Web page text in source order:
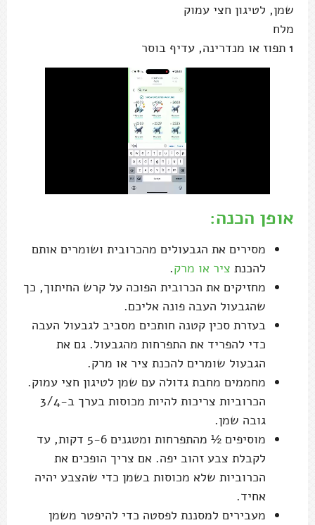
שמן, לטיגון חצי עמוק
מלח
1 תפוז או מנדרינה, עדיף בוסר
אופן הכנה:
מסירים את הגבעולים מהכרובית ושומרים אותם
להכנת ציר או מרק.
מחזיקים את הכרובית הפוכה על קרש החיתוך, כך
שהגבעול העבה פונה אליכם.
בעזרת סכין קטנה חותכים מסביב לגבעול העבה
כדי להפריד את התפרחות מהגבעול. גם את
הגבעול שומרים להכנת ציר או מרק.
מחממים מחבת גדולה עם שמן לטיגון חצי עמוק.
הכרוביות צריכות להיות מכוסות בערך ב-3/4
גובה שמן.
מוסיפים ½ מהתפרחות ומטגנים 5-6 דקות, עד
לקבלת צבע זהוב יפה. אם צריך הופכים את
הכרוביות שלא מכוסות בשמן כדי שהצבע יהיה
אחיד.
מעבירים למסננת לפסטה כדי להיפטר משמן